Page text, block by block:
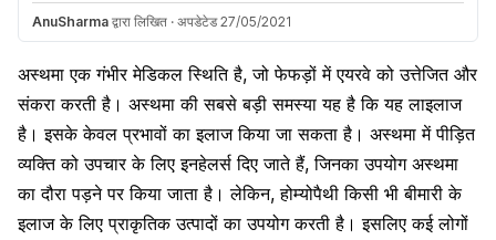
AnuSharma द्वारा लिखित · अपडेटेड 27/05/2021
अस्थमा एक गंभीर मेडिकल स्थिति है, जो फेफड़ों में एयरवे को उत्तेजित और
संकरा करती है। अस्थमा की सबसे बड़ी समस्या यह है कि यह लाइलाज
है। इसके केवल प्रभावों का इलाज किया जा सकता है। अस्थमा में पीड़ित
व्यक्ति को उपचार के लिएइनहेलर्स दिए जाते हैं, जिनका उपयोग अस्थमा
का दौरा पड़ने पर किया जाता है। लेकिन, होम्योपैथी किसी भी बीमारी के
इलाज के लिए प्राकृतिक उत्पादों का उपयोग करती है। इसलिए कई लोगों